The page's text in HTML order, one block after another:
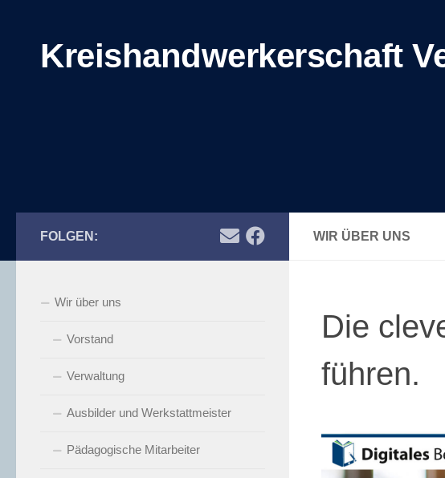
Kreishandwerkerschaft
WIR ÜBER UNS
Die
führen.
FOLGEN:
Wir über uns
Vorstand
Verwaltung
Ausbilder und Werkstattmeister
Pädagogische Mitarbeiter